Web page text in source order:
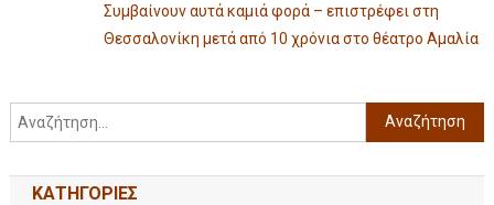
Συμβαίνουν αυτά καμιά φορά – επιστρέφει στη
Θεσσαλονίκη μετά από 10 χρόνια στο θέατρο Αμαλία
KΑΤΗΓΟΡΊΕΣ